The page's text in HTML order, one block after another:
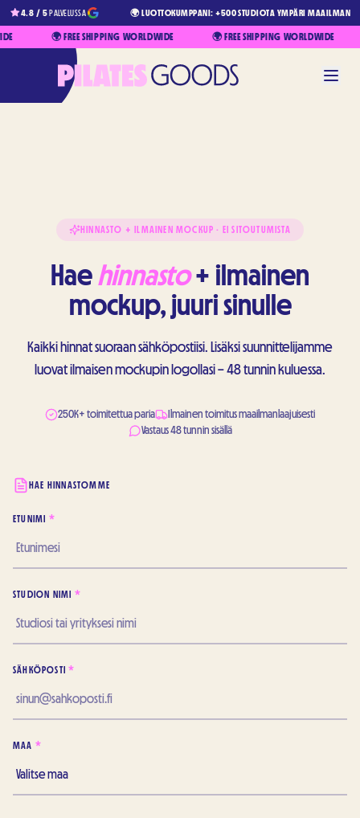
4.8 / 5PALVELUSSA 🌍 LUOTTOKUMPPANI: +500 STUDIOTA YMPÄRI MAAILMAN
🌍 FREE SHIPPING WORLDWIDE 🌍 FREE SHIPPING WORLDWIDE
HINNASTO + ILMAINEN MOCKUP · EI SITOUTUMISTA
Haehinnasto+ ilmainen
mockup, juuri sinulle
Kaikki hinnat suoraan sähköpostiisi. Lisäksi suunnittelijamme
luovat ilmaisen mockupin logollasi – 48 tunnin kuluessa.
250K+ toimitettua paria
Ilmainen toimitus maailmanlaajuisesti
Vastaus 48 tunnin sisällä
HAE HINNASTOMME
ETUNIMI *
STUDION NIMI *
SÄHKÖPOSTI *
MAA *